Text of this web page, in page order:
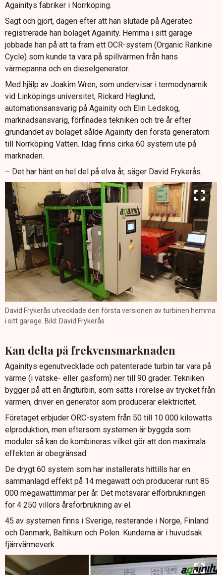
Againitys fabriker i Norrköping.
Sagt och gjort, dagen efter att han slutade på Ageratec
registrerade han bolaget Againity. Hemma i sitt garage
jobbade han på att ta fram ett OCR-system (Organic Rankine
Cycle) som kunde ta vara på spillvärmen från hans
värmepanna och en dieselgenerator.
Med hjälp av Joakim Wren, som undervisar i termodynamik
vid Linköpings universitet, Rickard Haglund,
automationsansvarig på Againity och Elin Ledskog,
marknadsansvarig, förfinades tekniken och tre år efter
grundandet av bolaget sålde Againity den första generatorn
till Norrköping Vatten. Idag finns cirka 60 system ute på
marknaden.
– Det har hänt en hel del på elva år, säger David Frykerås.
David Frykerås utvecklade den första versionen av turbinen hemma
i sitt garage. Bild: David Frykerås
Kan delta på frekvensmarknaden
Againitys egenutvecklade och patenterade turbin tar vara på
värme (i vätske- eller gasform) ner till 90 grader. Tekniken
bygger på att en ångturbin, som sätts i rörelse av trycket från
värmen, driver en generator som producerar elektricitet.
Företaget erbjuder ORC-system från 50 till 10 000 kilowatts
elproduktion, men eftersom systemen är byggda som
moduler så kan de kombineras vilket gör att den maximala
effekten är obegränsad.
De drygt 60 system som har installerats hittills har en
sammanlagd effekt på 14 megawatt och producerar runt 85
000 megawattimmar per år. Det motsvarar elförbrukningen
för 4 250 villors årsförbrukning av el.
45 av systemen finns i Sverige, resterande i Norge, Finland
och Danmark, Baltikum och Polen. Kunderna är i huvudsak
fjärrvärmeverk.